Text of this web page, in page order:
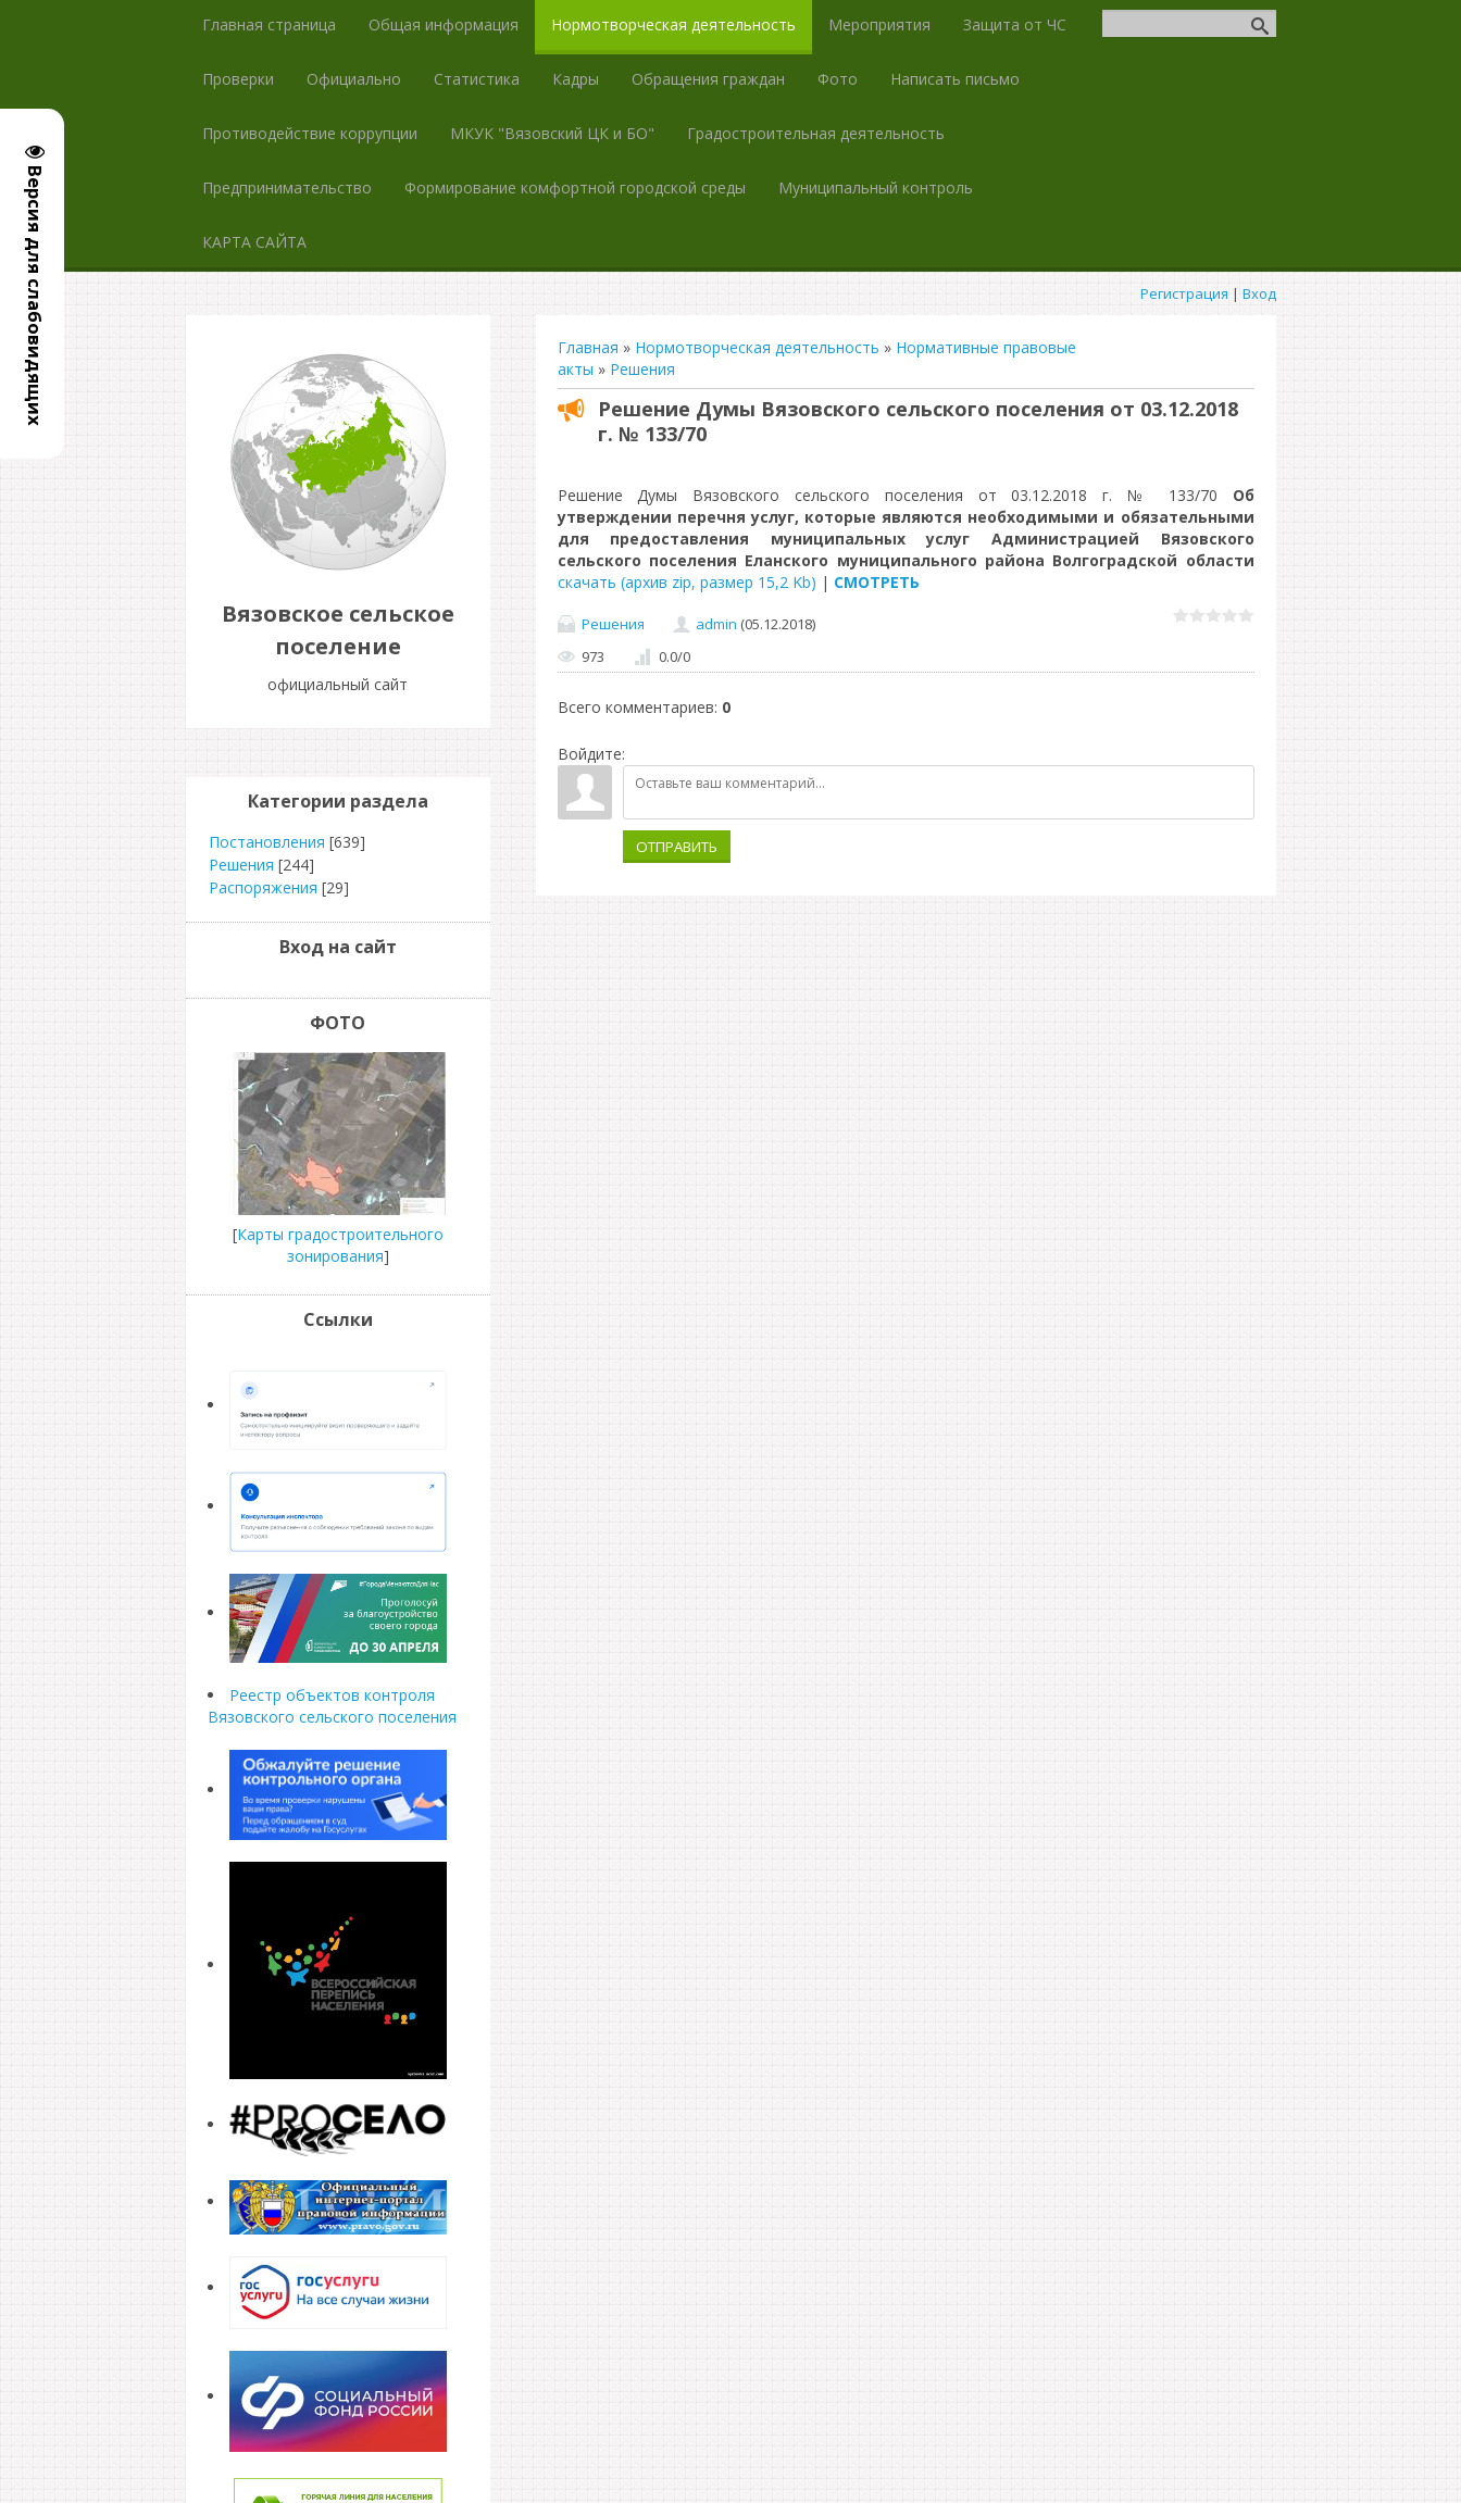
Версия для слабовидящих
Главная страница Общая информация Нормотворческая деятельность Мероприятия Защита от ЧС
Проверки Официально Статистика Кадры Обращения граждан Фото Написать письмо
Противодействие коррупции МКУК "Вязовский ЦК и БО" Градостроительная деятельность
Предпринимательство Формирование комфортной городской среды Муниципальный контроль
КАРТА САЙТА
Регистрация | Вход
Вязовское сельское
поселение
официальный сайт
Главная » Нормотворческая деятельность » Нормативные правовые
акты » Решения
Решение Думы Вязовского сельского поселения от 03.12.2018
г. № 133/70
Решение Думы Вязовского сельского поселения от 03.12.2018 г. № 133/70 Об
утверждении перечня услуг, которые являются необходимыми и обязательными
для предоставления муниципальных услуг Администрацией Вязовского
сельского поселения Еланского муниципального района Волгоградской области
скачать (архив zip, размер 15,2 Kb) | СМОТРЕТЬ
Решения admin (05.12.2018)
973
0.0/0
Всего комментариев: 0
Войдите:
ОТПРАВИТЬ
Категории раздела
Постановления [639]
Решения [244]
Распоряжения [29]
Вход на сайт
ФОТО
[Карты градостроительного
зонирования]
Ссылки
Реестр объектов контроля
Вязовского сельского поселения